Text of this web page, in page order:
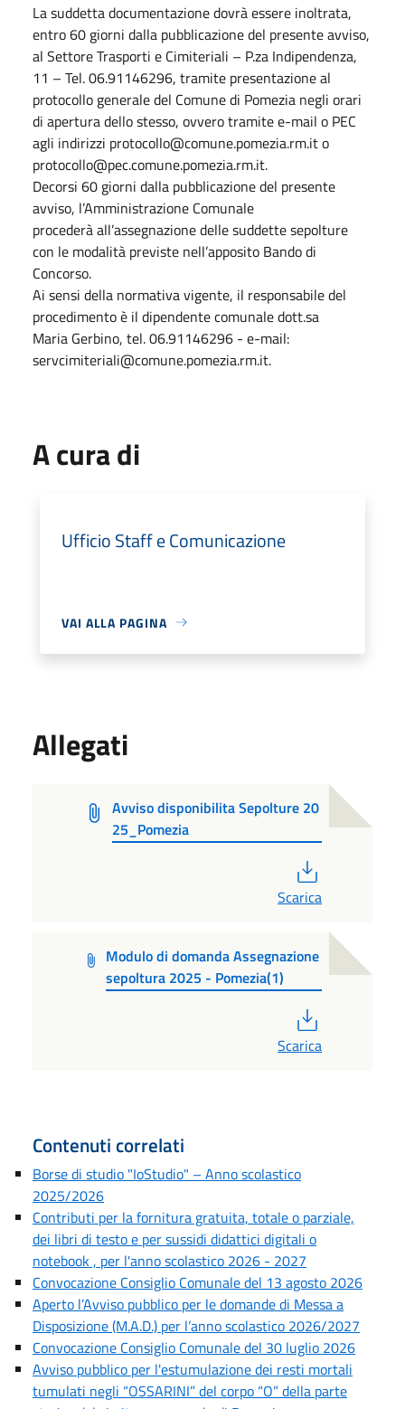
La suddetta documentazione dovrà essere inoltrata,
entro 60 giorni dalla pubblicazione del presente avviso,
al Settore Trasporti e Cimiteriali – P.za Indipendenza,
11 – Tel. 06.91146296, tramite presentazione al
protocollo generale del Comune di Pomezia negli orari
di apertura dello stesso, ovvero tramite e-mail o PEC
agli indirizzi protocollo@comune.pomezia.rm.it o
protocollo@pec.comune.pomezia.rm.it.
Decorsi 60 giorni dalla pubblicazione del presente
avviso, l’Amministrazione Comunale
procederà all’assegnazione delle suddette sepolture
con le modalità previste nell’apposito Bando di
Concorso.
Ai sensi della normativa vigente, il responsabile del
procedimento è il dipendente comunale dott.sa
Maria Gerbino, tel. 06.91146296 - e-mail:
servcimiteriali@comune.pomezia.rm.it.
A cura di
Ufficio Staff e Comunicazione
VAI ALLA PAGINA
Allegati
Avviso disponibilita Sepolture 20
25_Pomezia
Scarica
Modulo di domanda Assegnazione
sepoltura 2025 - Pomezia(1)
Scarica
Contenuti correlati
Borse di studio "IoStudio" – Anno scolastico
2025/2026
Contributi per la fornitura gratuita, totale o parziale,
dei libri di testo e per sussidi didattici digitali o
notebook , per l'anno scolastico 2026 - 2027
Convocazione Consiglio Comunale del 13 agosto 2026
Aperto l’Avviso pubblico per le domande di Messa a
Disposizione (M.A.D.) per l’anno scolastico 2026/2027
Convocazione Consiglio Comunale del 30 luglio 2026
Avviso pubblico per l'estumulazione dei resti mortali
tumulati negli “OSSARINI” del corpo “O” della parte